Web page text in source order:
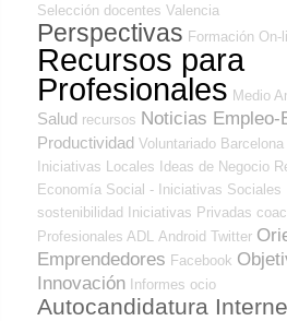
Selección docentes Valencia
Perspectivas Formación On-
Recursos para
Profesionales Medio
Salud recursos Noticias Empleo-
Productividad Voluntariado Barcelona
Iniciativas Locales
Ideas de Negocio
Economía Social - Iniciativas Sociales
sostenibilidad
Iniciativas Privadas
Profesionales ADL
Android Twitter
Emprendedores Facebook
Innovación Informes ocio
Autocandidatura